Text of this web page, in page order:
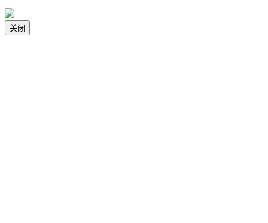
关闭